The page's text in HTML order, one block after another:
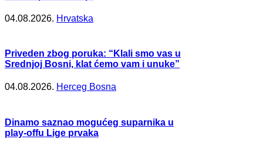
04.08.2026. Hrvatska
Priveden zbog poruka: “Klali smo vas u
Srednjoj Bosni, klat ćemo vam i unuke”
04.08.2026. Herceg Bosna
Dinamo saznao mogućeg suparnika u
play-offu Lige prvaka